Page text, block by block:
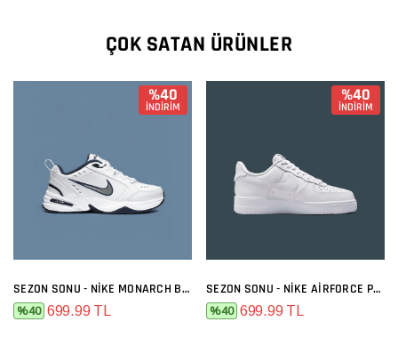
ÇOK SATAN ÜRÜNLER
%40
İNDİRİM
SEZON SONU - NIKE MONARCH BEYAZ SIYAH
%40 699.99 TL
%40
İNDİRİM
SEZON SONU - NIKE AIRFORCE PREMIUM FULL BEYAZ
%40 699.99 TL